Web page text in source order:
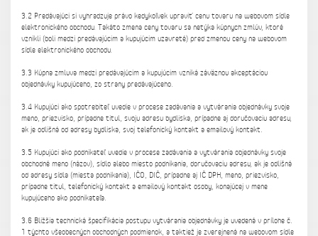
3.2 Predávajúci si vyhradzuje právo kedykoľvek upraviť cenu tovaru na webovom sídle
elektronického obchodu. Takáto zmena ceny tovaru sa netýka kúpnych zmlúv, ktoré
vznikli (boli medzi predávajúcim a kupujúcim uzavreté) pred zmenou ceny na webovom
sídle elektronického obchodu.
3.3 Kúpna zmluva medzi predávajúcim a kupujúcim vzniká záväznou akceptáciou
objednávky kupujúceho, zo strany predávajúceho.
3.4 Kupujúci ako spotrebiteľ uvedie v procese zadávania a vytvárania objednávky svoje
meno, priezvisko, prípadne titul, svoju adresu bydliska, prípadne aj doručovaciu adresu,
ak je odlišná od adresy bydliska, svoj telefonický kontakt a emailový kontakt.
3.5 Kupujúci ako podnikateľ uvedie v procese zadávania a vytvárania objednávky svoje
obchodné meno (názov), sídlo alebo miesto podnikania, doručovaciu adresu, ak je odlišná
od adresy sídla (miesta podnikania), IČO, DIČ, prípadne aj IČ DPH, meno, priezvisko,
prípadne titul, telefonický kontakt a emailový kontakt osoby, konajúcej v mene
kupujúceho ako podnikateľa.
3.6 Bližšia technická špecifikácia postupu vytvárania objednávky je uvedená v prílohe č.
1 týchto všeobecných obchodných podmienok, a taktiež je zverejnená na webovom sídle